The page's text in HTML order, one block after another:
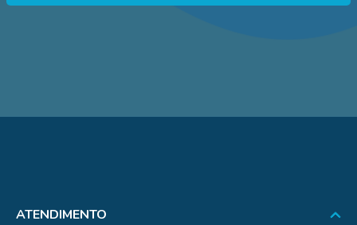
ATENDIMENTO